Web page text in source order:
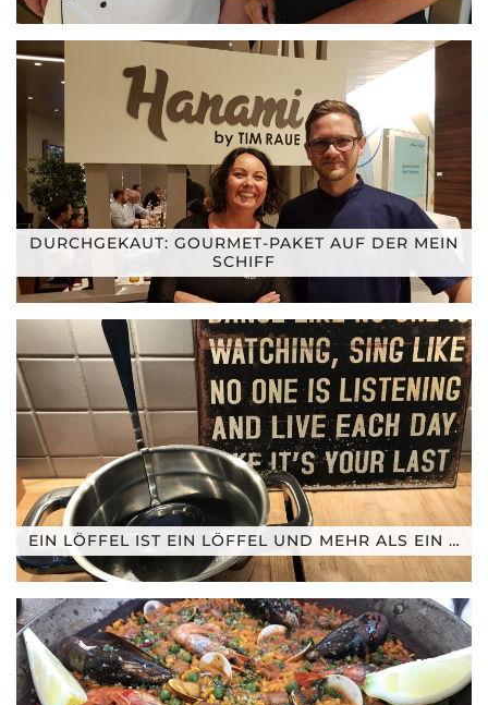
DURCHGEKAUT: GOURMET-PAKET AUF DER MEIN
SCHIFF
EIN LÖFFEL IST EIN LÖFFEL UND MEHR ALS EIN …